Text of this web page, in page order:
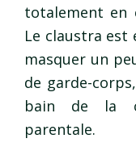
totalement en
Le claustra
masquer un
de garde-
bain de la
parentale.